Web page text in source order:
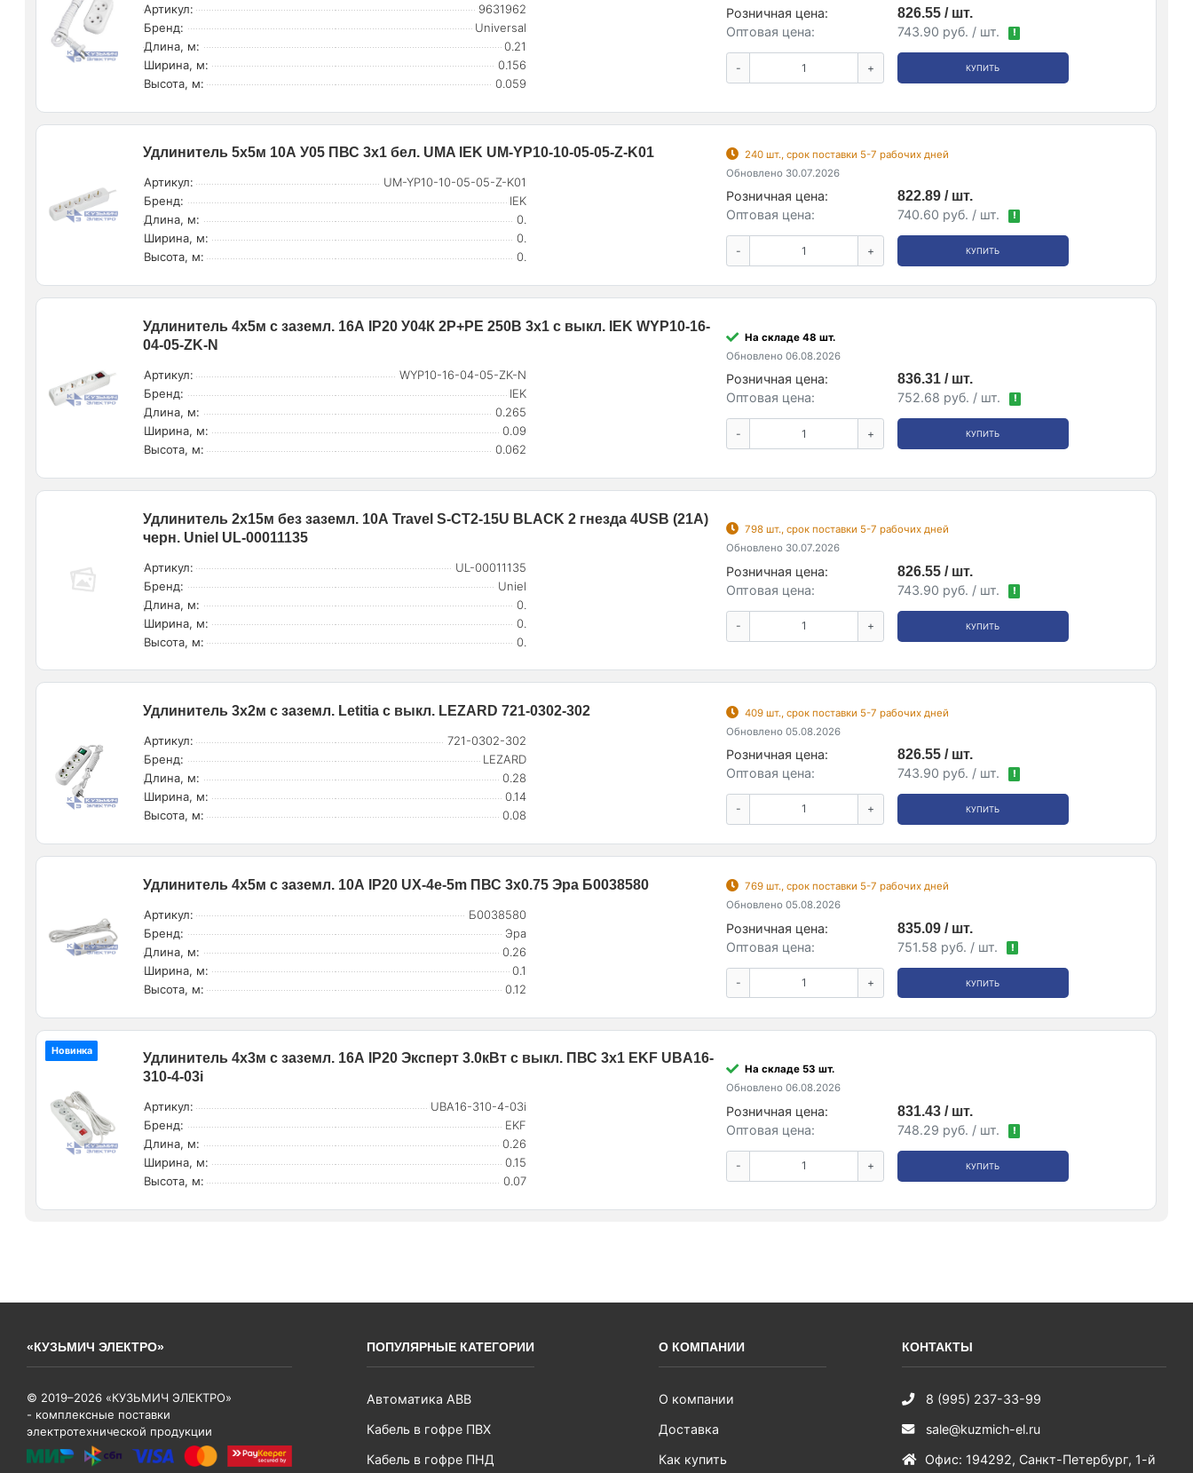
Артикул:
9631962
Бренд:
Universal
Длина, м:
0.21
Ширина, м:
0.156
Высота, м:
0.059
Розничная цена:
826.55 / шт.
Оптовая цена:
743.90 руб. / шт. !
- + КУПИТЬ
Удлинитель 5х5м 10А У05 ПВС 3х1 бел. UMA IEK UM-YP10-10-05-05-Z-K01
Артикул:
UM-YP10-10-05-05-Z-K01
Бренд:
IEK
Длина, м:
0.
Ширина, м:
0.
Высота, м:
0.
240 шт., срок поставки 5-7 рабочих дней
Обновлено 30.07.2026
Розничная цена:
822.89 / шт.
Оптовая цена:
740.60 руб. / шт. !
- + КУПИТЬ
Удлинитель 4х5м с заземл. 16А IP20 У04К 2P+PE 250В 3х1 с выкл. IEK WYP10-16-
04-05-ZK-N
Артикул:
WYP10-16-04-05-ZK-N
Бренд:
IEK
Длина, м:
0.265
Ширина, м:
0.09
Высота, м:
0.062
На складе 48 шт.
Обновлено 06.08.2026
Розничная цена:
836.31 / шт.
Оптовая цена:
752.68 руб. / шт. !
- + КУПИТЬ
Удлинитель 2х15м без заземл. 10А Travel S-CT2-15U BLACK 2 гнезда 4USB (21А)
черн. Uniel UL-00011135
Артикул:
UL-00011135
Бренд:
Uniel
Длина, м:
0.
Ширина, м:
0.
Высота, м:
0.
798 шт., срок поставки 5-7 рабочих дней
Обновлено 30.07.2026
Розничная цена:
826.55 / шт.
Оптовая цена:
743.90 руб. / шт. !
- + КУПИТЬ
Удлинитель 3х2м с заземл. Letitia с выкл. LEZARD 721-0302-302
Артикул:
721-0302-302
Бренд:
LEZARD
Длина, м:
0.28
Ширина, м:
0.14
Высота, м:
0.08
409 шт., срок поставки 5-7 рабочих дней
Обновлено 05.08.2026
Розничная цена:
826.55 / шт.
Оптовая цена:
743.90 руб. / шт. !
- + КУПИТЬ
Удлинитель 4х5м с заземл. 10А IP20 UX-4e-5m ПВС 3х0.75 Эра Б0038580
Артикул:
Б0038580
Бренд:
Эра
Длина, м:
0.26
Ширина, м:
0.1
Высота, м:
0.12
769 шт., срок поставки 5-7 рабочих дней
Обновлено 05.08.2026
Розничная цена:
835.09 / шт.
Оптовая цена:
751.58 руб. / шт. !
- + КУПИТЬ
Новинка
Удлинитель 4х3м с заземл. 16А IP20 Эксперт 3.0кВт с выкл. ПВС 3х1 EKF UBA16-
310-4-03i
Артикул:
UBA16-310-4-03i
Бренд:
EKF
Длина, м:
0.26
Ширина, м:
0.15
Высота, м:
0.07
На складе 53 шт.
Обновлено 06.08.2026
Розничная цена:
831.43 / шт.
Оптовая цена:
748.29 руб. / шт. !
- + КУПИТЬ
«КУЗЬМИЧ ЭЛЕКТРО»
© 2019–2026 «КУЗЬМИЧ ЭЛЕКТРО»
- комплексные поставки
электротехнической продукции
ПОПУЛЯРНЫЕ КАТЕГОРИИ
Автоматика ABB
Кабель в гофре ПВХ
Кабель в гофре ПНД
О КОМПАНИИ
О компании
Доставка
Как купить
КОНТАКТЫ
8 (995) 237-33-99
sale@kuzmich-el.ru
Офис: 194292, Санкт-Петербург, 1-й